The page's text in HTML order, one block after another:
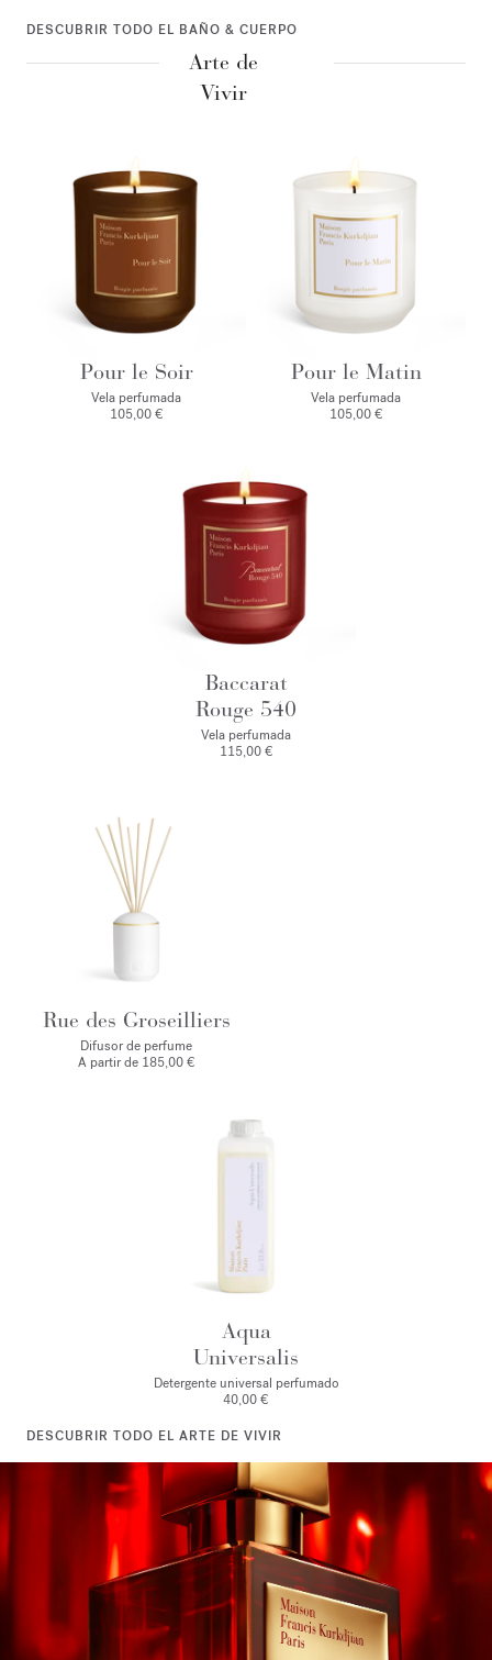
DESCUBRIR TODO EL BAÑO & CUERPO
Arte de
Vivir
Pour le Soir
Vela perfumada
105,00 €
Pour le Matin
Vela perfumada
105,00 €
Baccarat
Rouge 540
Vela perfumada
115,00 €
Rue des Groseilliers
Difusor de perfume
A partir de 185,00 €
Aqua
Universalis
Detergente universal perfumado
40,00 €
DESCUBRIR TODO EL ARTE DE VIVIR